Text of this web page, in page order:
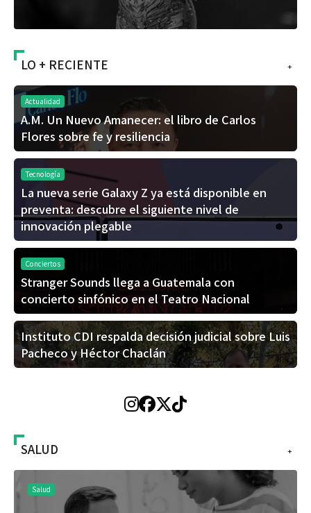
+
LO + RECIENTE
Actualidad
A.M. Un Nuevo Amanecer: el libro de Carlos
Flores sobre fe y resiliencia
Tecnología
La nueva serie Galaxy Z ya está disponible en
preventa: descubre el siguiente nivel de
innovación plegable
Conciertos
Stranger Sounds llega a Guatemala con
concierto sinfónico en el Teatro Nacional
Instituto CDI respalda decisión judicial sobre Luis
Pacheco y Héctor Chaclán
+
SALUD
Salud